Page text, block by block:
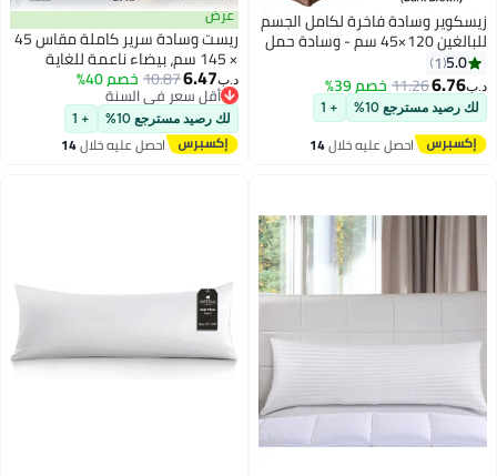
زيسكوير وسادة فاخرة لكامل الجسم
للبالغين 120×45 سم - وسادة حمل
فائقة النعومة، وسادة دعم طويلة
للجسم لمن ينامون على الجانب،
حشوة من ألياف البوليستر قابلة
للتهوية مع غطاء من القطن، وسادة
عناق للنوم لدعم الظهر والرقبة
والساقين، متعددة الألوان
5.0
1
د.ب‏6.76
11.26خصم 39%
لك رصيد مسترجع 10% + 1
احصل عليه خلال14
عرض
ريست وسادة سرير كاملة مقاس 45
× 145 سم، بيضاء ناعمة للغاية
وخفيفة الوزن، وسادة طويلة للجسم
ناعمة قابلة للتنفس وخفيفة الوزن
لدعم الأمومة
د.ب‏6.47
10.87خصم 40%
أقل سعر في السنة
أقل سعر في السنة
لك رصيد مسترجع 10% + 1
احصل عليه خلال14